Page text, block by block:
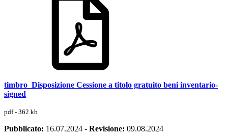
timbro_Disposizione Cessione a titolo gratuito beni inventario-
signed
pdf - 362 kb
Pubblicato: 16.07.2024 - Revisione: 09.08.2024